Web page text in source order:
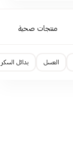
منتجات صحية
العسل بدائل السكر